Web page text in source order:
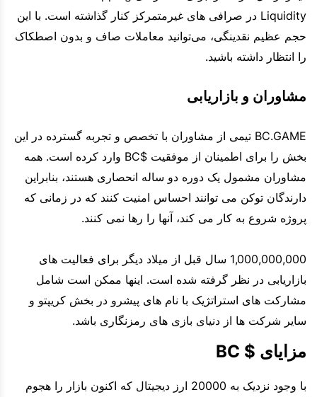
Liquidity در صرافی های غیرمتمرکز کنار گذاشته است. با این
حجم عظیم نقدینگی، می‌توانید معاملات صاف و بدون اصطکاک
را انتظار داشته باشید.
مشاوران و بازاریابی
BC.GAME تیمی از مشاوران با تخصص و تجربه گسترده در این
بخش را برای اطمینان از موفقیت $BC وارد کرده است. همه
مشاوران مشمول یک دوره دو ساله انحصاری هستند، بنابراین
دارندگان توکن می توانند احساس امنیت کنند که در زمانی که
پروژه شروع به کار می کند، آنها را رها نمی کنند.
1,000,000,000 سال قبل از میلاد دیگر برای فعالیت های
بازاریابی در نظر گرفته شده است. اینها ممکن است شامل
مشارکت های استراتژیک با نام های پیشرو در بخش کریپتو و
سایر شرکت ها از دنیای بازی های رمزنگاری باشد.
مزایای $ BC
با وجود نزدیک به 20000 ارز دیجیتال که اکنون بازار را هجوم